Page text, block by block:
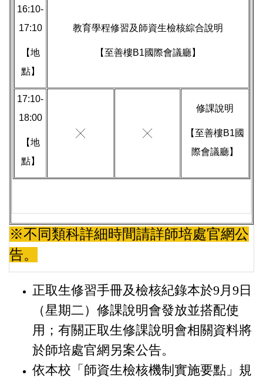
16:10-
17:10
【地
點】
教育學程修習及師資生檢核綜合說明
【至善樓B1國際會議廳】
17:10-
18:00
【地
點】
╳ ╳
修課說明
【至善樓B1國
際會議廳】
※不同類科詳細時間請詳師培處官網公
告。
正取生修習手冊及檢核紀錄本於9月9日
（星期二）修課說明會發放並搭配使
用；有關正取生修課說明會相關資料將
於師培處官網另案公告。
依本校「師資生檢核機制實施要點」規